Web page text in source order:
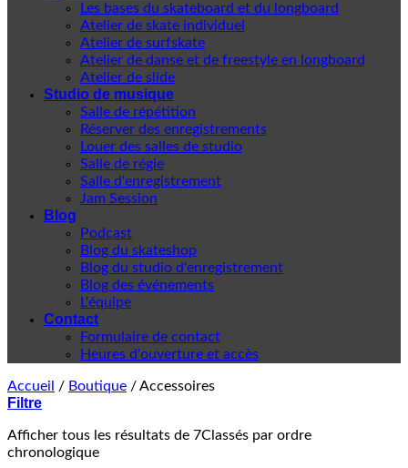
Les bases du skateboard et du longboard
Atelier de skate individuel
Atelier de surfskate
Atelier de danse et de freestyle en longboard
Atelier de slide
Studio de musique
Salle de répétition
Réserver des enregistrements
Louer des salles de studio
Salle de régie
Salle d'enregistrement
Jam Session
Blog
Podcast
Blog du skateshop
Blog du studio d'enregistrement
Blog des événements
L'équipe
Contact
Formulaire de contact
Heures d'ouverture et accès
Accueil / Boutique /Accessoires
Filtre
Afficher tous les résultats de 7Classés par ordre
chronologique